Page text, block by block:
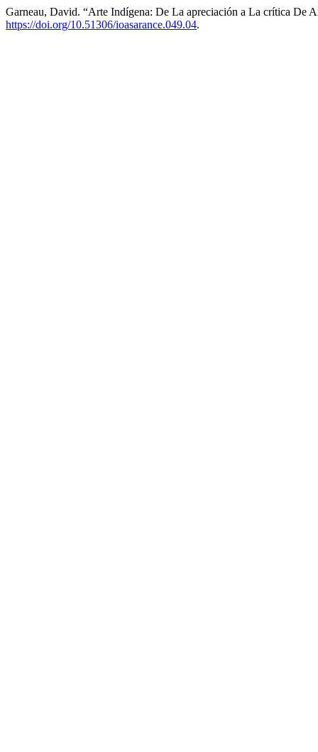
Garneau, David. “Arte Indígena: De La apreciación a La crítica De
https://doi.org/10.51306/ioasarance.049.04.